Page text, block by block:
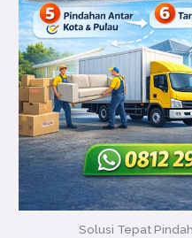
Solusi Tepat